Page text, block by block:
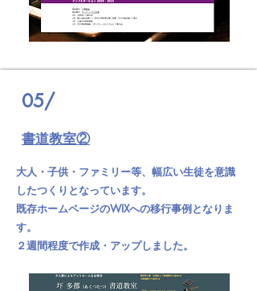
05/
書道教室②
大人・子供・ファミリー等、幅広い生徒を意識
したつくりとなっています。
既存ホームページのWIXへの移行事例となりま
す。
２週間程度で作成・アップしました。